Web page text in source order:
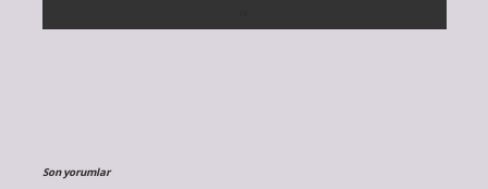
Son yorumlar